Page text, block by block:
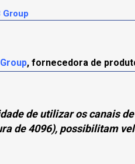
Group
, fornecedora de
de utilizar os canais
de 4096), possibilitam